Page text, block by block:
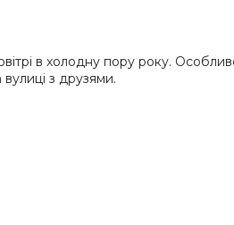
в холодну пору року.
з друзями.